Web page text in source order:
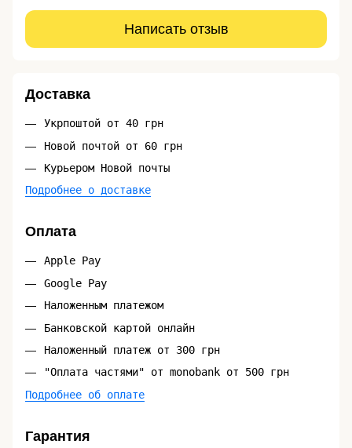
Написать отзыв
Доставка
Укрпоштой от 40 грн
Новой почтой от 60 грн
Курьером Новой почты
Подробнее о доставке
Оплата
Apple Pay
Google Pay
Наложенным платежом
Банковской картой онлайн
Наложенный платеж от 300 грн
"Оплата частями" от monobank от 500 грн
Подробнее об оплате
Гарантия